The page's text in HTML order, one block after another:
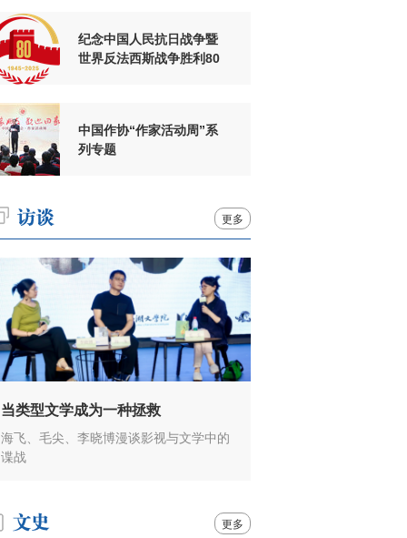
纪念中国人民抗日战争暨
世界反法西斯战争胜利80
中国作协“作家活动周”系
列专题
更多
当类型文学成为一种拯救
海飞、毛尖、李晓博漫谈影视与文学中的
谍战
更多